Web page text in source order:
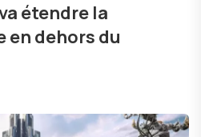
étendre la
en dehors du